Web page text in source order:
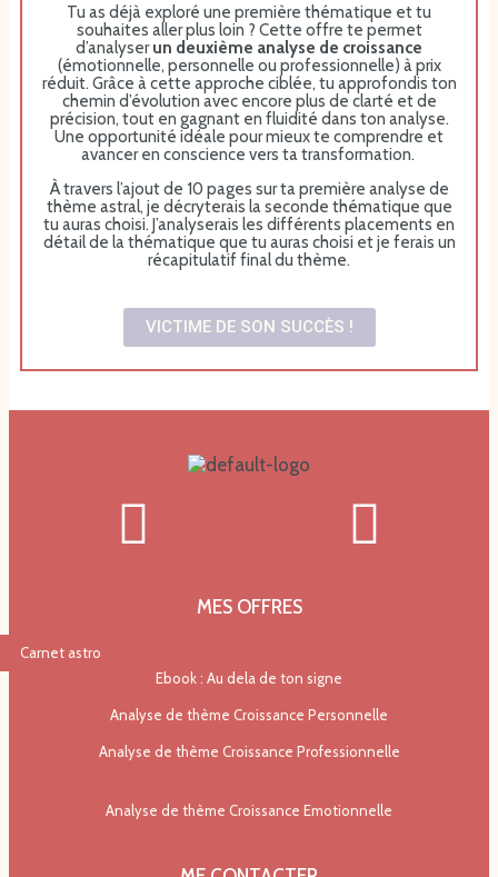
Tu as déjà exploré une première thématique et tu
souhaites aller plus loin ? Cette offre te permet
d’analyserun deuxième analyse de croissance
(émotionnelle, personnelle ou professionnelle) à prix
réduit. Grâce à cette approche ciblée, tu approfondis ton
chemin d’évolution avec encore plus de clarté et de
précision, tout en gagnant en fluidité dans ton analyse.
Une opportunité idéale pour mieux te comprendre et
avancer en conscience vers ta transformation.
À travers l’ajout de 10 pages sur ta première analyse de
thème astral, je décryterais la seconde thématique que
tu auras choisi. J’analyserais les différents placements en
détail de la thématique que tu auras choisi et je ferais un
récapitulatif final du thème.
VICTIME DE SON SUCCÈS !
MES OFFRES
Carnet astro
Ebook : Au dela de ton signe
Analyse de thème Croissance Personnelle
Analyse de thème Croissance Professionnelle
Analyse de thème Croissance Emotionnelle